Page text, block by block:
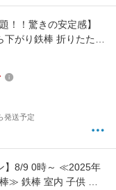
！！驚きの安定感】
下がり鉄棒 折りたたみ
ト 家庭用 耐荷重約
さか上がり キッズ ぶ
操 運動 小学生 誕生
発送予定
】8/9 0時～ ≪2025年
≫ 鉄棒 室内 子供 ブ